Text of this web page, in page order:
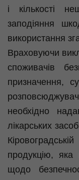
і кількості
заподіяння
використання
Враховуючи
споживачів
призначення,
необхідно
лікарських
продукцію, яка
щодо